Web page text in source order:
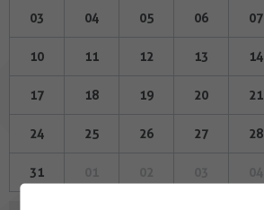
03 04 05 06 07
10 11 12 13 14
17 18 19 20 21
24 25 26 27 28
31